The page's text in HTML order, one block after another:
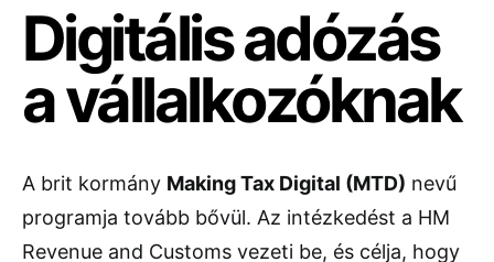
Digitális adózás
a vállalkozóknak
A brit kormány Making Tax Digital (MTD) nevű
programja tovább bővül. Az intézkedést a HM
Revenue and Customs vezeti be, és célja, hogy